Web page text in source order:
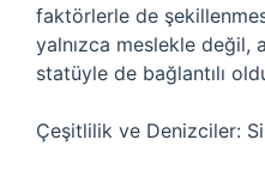
faktörlerle de
yalnızca meslekle değil,
statüyle de bağlantılı
Çeşitlilik ve Denizciler: